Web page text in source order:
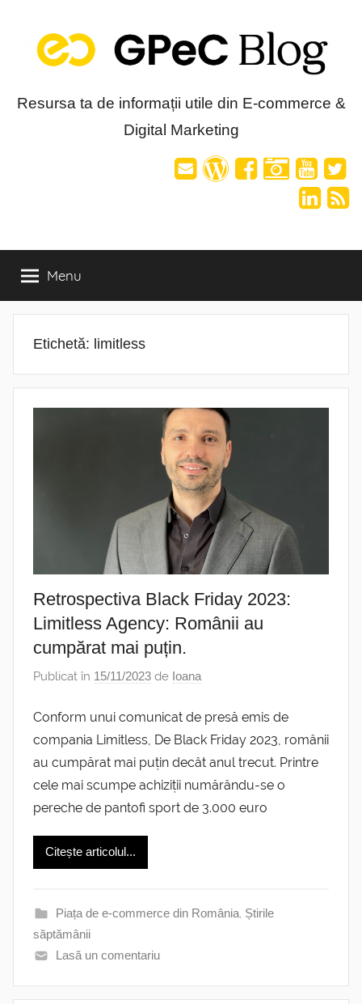
content
Blog-
Resursa ta de informații utile din E-commerce &
Digital Marketing
Menu
Etichetă: limitless
Retrospectiva Black Friday 2023:
Limitless Agency: Românii au
cumpărat mai puțin.
Publicat în 15/11/2023 de Ioana
Conform unui comunicat de presă emis de
compania Limitless, De Black Friday 2023, românii
au cumpărat mai puțin decât anul trecut. Printre
cele mai scumpe achiziții numărându-se o
pereche de pantofi sport de 3.000 euro
Citește articolul...
Piața de e-commerce din România, Știrile
săptămânii
Lasă un comentariu